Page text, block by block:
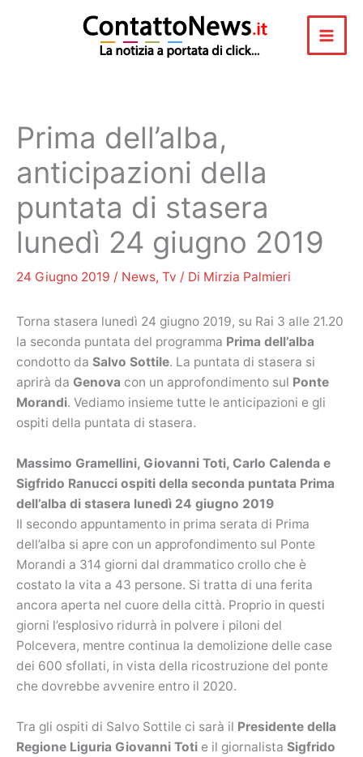
Prima dell’alba,
anticipazioni della
puntata di stasera
lunedì 24 giugno 2019
24 Giugno 2019 / News, Tv / Di Mirzia Palmieri
Torna stasera lunedì 24 giugno 2019, su Rai 3 alle 21.20
la seconda puntata del programma Prima dell’alba
condotto da Salvo Sottile. La puntata di stasera si
aprirà da Genova con un approfondimento sul Ponte
Morandi. Vediamo insieme tutte le anticipazioni e gli
ospiti della puntata di stasera.
Massimo Gramellini, Giovanni Toti, Carlo Calenda e
Sigfrido Ranucci ospiti della seconda puntata Prima
dell’alba di stasera lunedì 24 giugno 2019
Il secondo appuntamento in prima serata di Prima
dell’alba si apre con un approfondimento sul Ponte
Morandi a 314 giorni dal drammatico crollo che è
costato la vita a 43 persone. Si tratta di una ferita
ancora aperta nel cuore della città. Proprio in questi
giorni l’esplosivo ridurrà in polvere i piloni del
Polcevera, mentre continua la demolizione delle case
dei 600 sfollati, in vista della ricostruzione del ponte
che dovrebbe avvenire entro il 2020.
Tra gli ospiti di Salvo Sottile ci sarà il Presidente della
Regione Liguria Giovanni Toti e il giornalista Sigfrido